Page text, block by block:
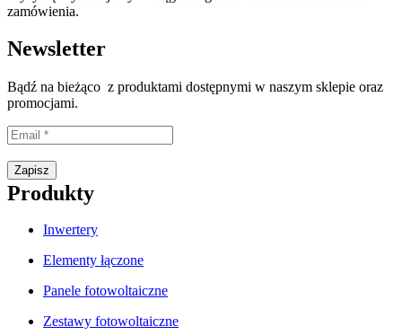
zamówienia.
Newsletter
Bądź na bieżąco z produktami dostępnymi w naszym sklepie oraz
promocjami.
Zapisz
Produkty
Inwertery
Elementy łączone
Panele fotowoltaiczne
Zestawy fotowoltaiczne